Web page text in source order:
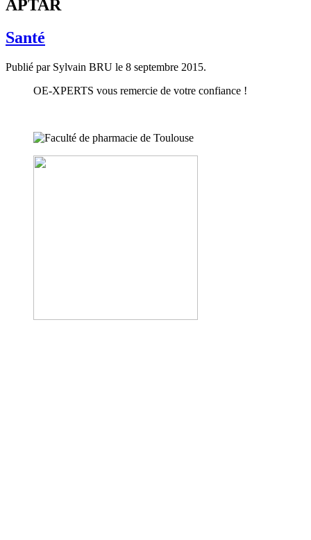
APTAR
Santé
Publié par Sylvain BRU le 8 septembre 2015.
OE-XPERTS vous remercie de votre confiance !